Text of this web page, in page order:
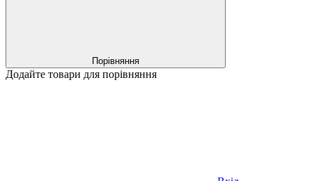
Порівняння
Додайте товари для порівняння